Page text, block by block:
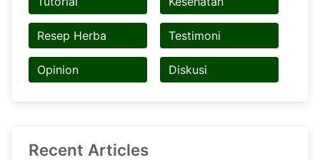
Resep Herba Testimoni
Opinion Diskusi
Recent Articles